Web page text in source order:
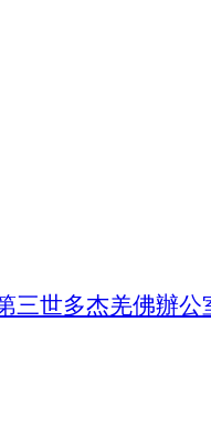
三世多杰羌佛辦公